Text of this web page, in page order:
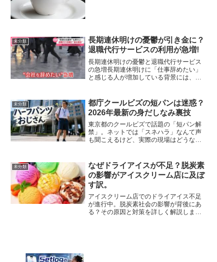
未分類
長期連休明けの憂鬱が引き金に？
退職代行サービスの利用が急増!
長期連休明けの憂鬱と退職代行サービス
の急増長期連休明けに「仕事辞めたい」
と感じる人が増加している背景には、心
ビスの利用が急増しており、その原因と
現状を理解することが、今...
未分類
都庁クールビズの短パンは迷惑？
2026年最新の身だしなみ裏技
東京都のクールビズで話題の「短パン解
禁」。ネットでは「スネハラ」なんて声
も聞こえるけど、実際の現場はどうな
ための「効率的なクールビズ」の真実
を、大阪のおばちゃん目線でバ...
未分類
なぜドライアイスが不足？脱炭素
の影響がアイスクリーム店に及ぼ
す訳。
アイスクリーム店でのドライアイス不足
が進行中。脱炭素社会の影響が背後にあ
る？その原因と対策を詳しく解説しま